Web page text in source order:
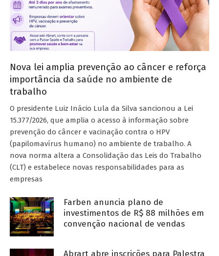
Nova lei amplia prevenção ao câncer e reforça
importância da saúde no ambiente de
trabalho
O presidente Luiz Inácio Lula da Silva sancionou a Lei
15.377/2026, que amplia o acesso à informação sobre
prevenção do câncer e vacinação contra o HPV
(papilomavírus humano) no ambiente de trabalho. A
nova norma altera a Consolidação das Leis do Trabalho
(CLT) e estabelece novas responsabilidades para as
empresas
Farben anuncia plano de
investimentos de R$ 88 milhões em
convenção nacional de vendas